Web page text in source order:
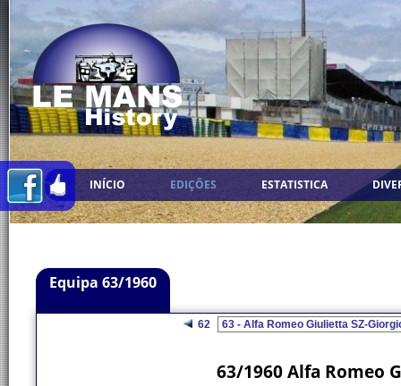
INÍCIO EDIÇÕES ESTATISTICA
Equipa 63/1960
62
63/1960 Alfa Romeo